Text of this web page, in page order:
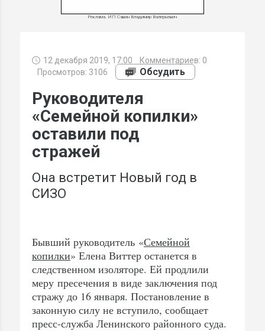
Реклама. ИП Савин Владимир Валерьевич
12 декабря 2019, 17:00 Комментариев: 0
Просмотров: 3106
Обсудить
Руководителя
«Семейной копилки»
оставили под
стражей
Она встретит Новый год в
СИЗО
Бывший руководитель «Семейной
копилки» Елена Виттер останется в
следственном изоляторе. Ей продлили
меру пресечения в виде заключения под
стражу до 16 января. Постановление в
законную силу не вступило, сообщает
пресс-служба Ленинского районного суда.